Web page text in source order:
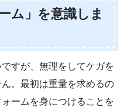
ム」を意識しま
すが、無理をしてケガを
。最初は重量を求めるの
ームを身につけることを